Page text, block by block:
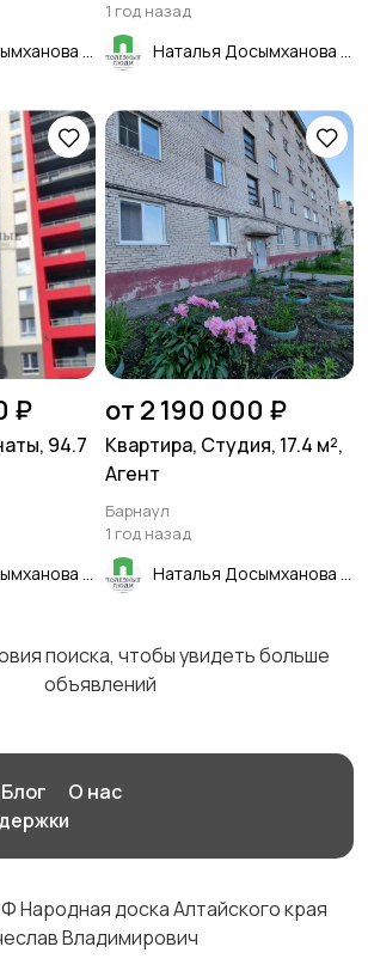
Наталья Досымханова
1 год назад
Наталья Досымханова
₽
94.7
Наталья Досымханова
от 2 190 000 ₽
Квартира, Студия, 17.4 м²,
Агент
Барнаул
1 год назад
Наталья Досымханова
поиска, чтобы увидеть больше
объявлений
Блог
О нас
Народная доска Алтайского края
Владимирович